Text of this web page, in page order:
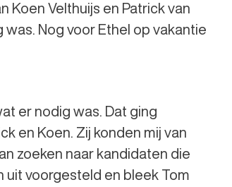
Koen Velthuijs en Patrick van
Nog voor Ethel op vakantie
er nodig was. Dat ging
en Koen. Zij konden mij van
zoeken naar kandidaten die
uit voorgesteld en bleek Tom